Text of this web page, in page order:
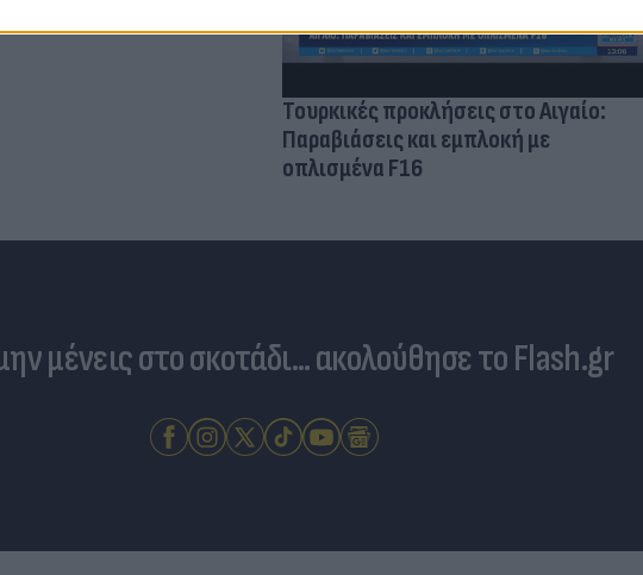
Τουρκικές προκλήσεις στο Αιγαίο:
Παραβιάσεις και εμπλοκή με
οπλισμένα F16
μένεις στο σκοτάδι... ακολούθησε το Flash.gr